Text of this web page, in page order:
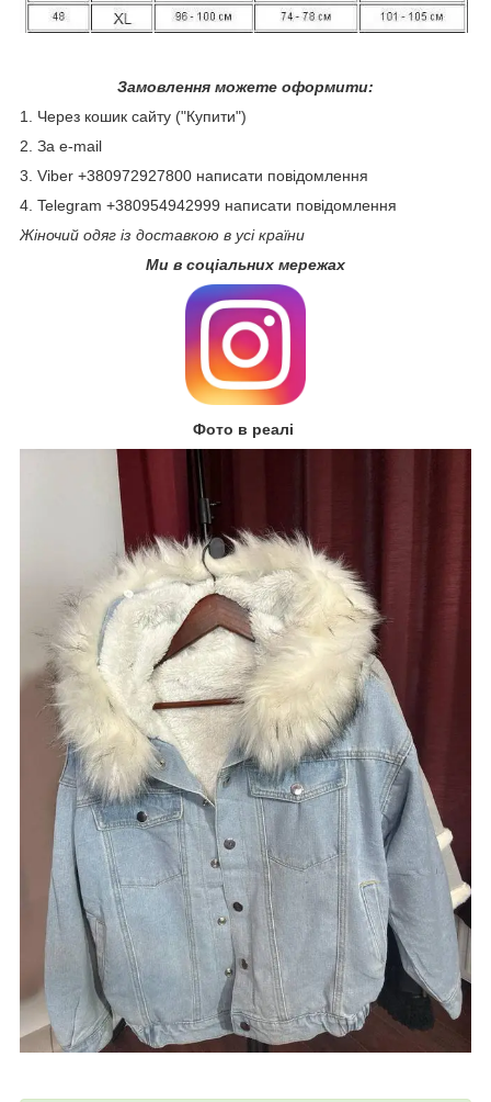
Замовлення можете оформити:
1. Через кошик сайту ("Купити")
2. За e-mail
3. Viber +380972927800 написати повідомлення
4. Telegram +380954942999 написати повідомлення
Жіночий одяг із доставкою в усі країни
Ми в соціальних мережах
Фото в реалі